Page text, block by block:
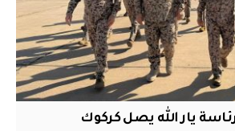
يار الله يصل كركوك